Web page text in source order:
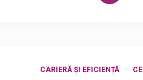
CARIERĂ ȘI EFICIENȚĂ